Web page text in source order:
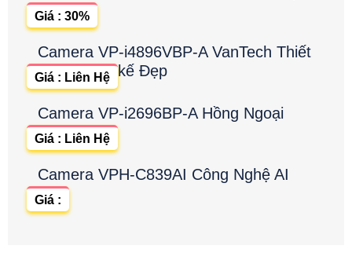
Giá : 30%
Camera VP-i4896VBP-A VanTech Thiết
kế Đẹp
Giá : Liên Hệ
Camera VP-i2696BP-A Hồng Ngoại
Giá : Liên Hệ
Camera VPH-C839AI Công Nghệ AI
Giá :